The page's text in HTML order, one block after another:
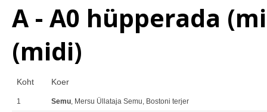
A - A0 hüpperada
(midi)
Koht Koer
1 Semu, Mersu Üllataja Semu, Bostoni terjer